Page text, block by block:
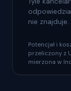
nie
Potencjał i
przeliczony z
mierzona w